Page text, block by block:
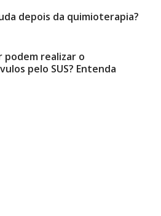
depois da quimioterapia?
podem realizar o
pelo SUS? Entenda